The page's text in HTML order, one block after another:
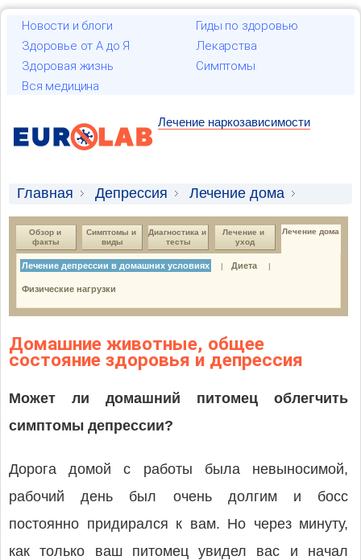
Новости и блоги
Гиды по здоровью
Здоровье от А до Я
Лекарства
Здоровая жизнь
Симптомы
Вся медицина
Лечение наркозависимости
Главная Депрессия
Лечение дома
Лечение депрессии в домашних условиях
Обзор и
факты
Симптомы и
виды
Диагностика и
тесты
Лечение и
уход
Лечение дома
Лечение депрессии в домашних условиях | Диета |
Физические нагрузки
Домашние животные, общее
состояние здоровья и депрессия
Может ли домашний питомец облегчить
симптомы депрессии?
Дорога домой с работы была невыносимой,
рабочий день был очень долгим и босс
постоянно придирался к вам. Но через минуту,
как только ваш питомец увидел вас и начал